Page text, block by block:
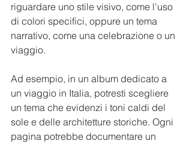
riguardare uno stile visivo, come l'uso
di colori specifici, oppure un tema
narrativo, come una celebrazione o un
viaggio.
Ad esempio, in un album dedicato a
un viaggio in Italia, potresti scegliere
un tema che evidenzi i toni caldi del
sole e delle architetture storiche. Ogni
pagina potrebbe documentare un